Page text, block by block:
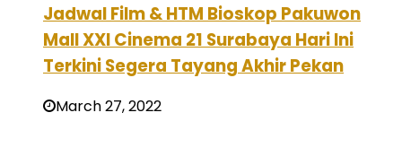
Jadwal Film & HTM Bioskop Pakuwon
Mall XXI Cinema 21 Surabaya Hari Ini
Terkini Segera Tayang Akhir Pekan
March 27, 2022